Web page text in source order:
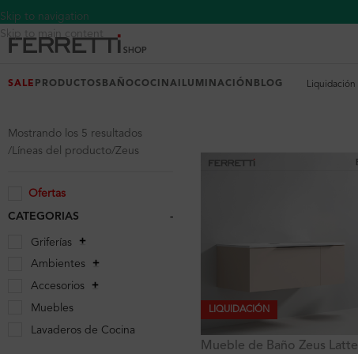
Skip to navigation
Skip to main content
SALE PRODUCTOS BAÑOCOCINA ILUMINACIÓN BLOG Liquidación
Mostrando los 5 resultados
Líneas del producto Zeus
Ofertas
CATEGORIAS -
Griferías
Ambientes
Accesorios
Muebles
Lavaderos de Cocina
LIQUIDACIÓN
Mueble de Baño Zeus Latte